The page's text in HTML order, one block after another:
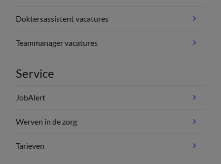
Doktersassistent vacatures
Teammanager vacatures
Service
JobAlert
Werven in de zorg
Tarieven